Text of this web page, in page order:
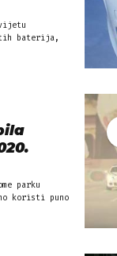
baterija,
parku
koristi puno